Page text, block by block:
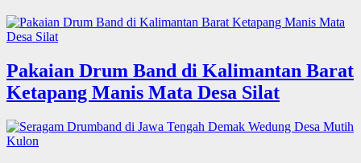
Pakaian Drum Band di Kalimantan Barat
Ketapang Manis Mata Desa Silat